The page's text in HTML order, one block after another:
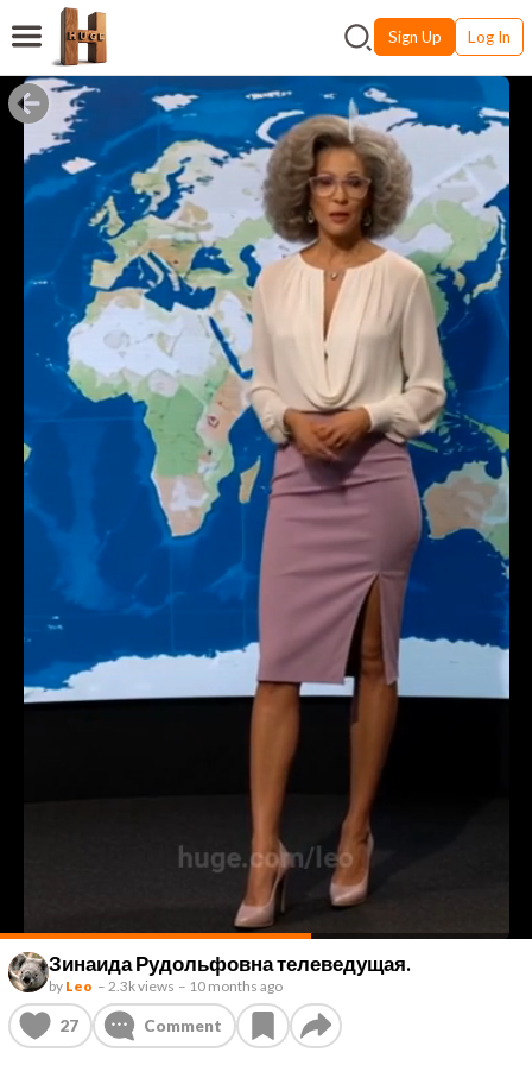
Sign Up Log In
Зинаида Рудольфовна телеведущая.
by Leo – 2.3k views – 10 months ago
27 Comment